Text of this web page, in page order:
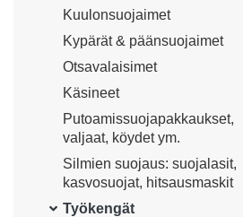
Kuulonsuojaimet
Kypärät & päänsuojaimet
Otsavalaisimet
Käsineet
Putoamissuojapakkaukset,
valjaat, köydet ym.
Silmien suojaus: suojalasit,
kasvosuojat, hitsausmaskit
Työkengät